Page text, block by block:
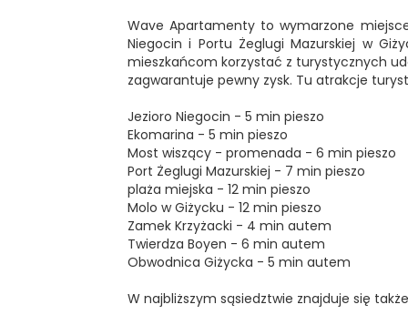
Wave Apartamenty to wymarzone
Niegocin i Portu Żeglugi Mazurskiej w
mieszkańcom korzystać z turystycznych
zagwarantuje pewny zysk. Tu atrakcje
Jezioro Niegocin - 5 min pieszo
Ekomarina - 5 min pieszo
Most wiszący - promenada - 6 min pieszo
Port Żeglugi Mazurskiej - 7 min pieszo
plaża miejska - 12 min pieszo
Molo w Giżycku - 12 min pieszo
Zamek Krzyżacki - 4 min autem
Twierdza Boyen - 6 min autem
Obwodnica Giżycka - 5 min autem
W najbliższym sąsiedztwie znajduje się